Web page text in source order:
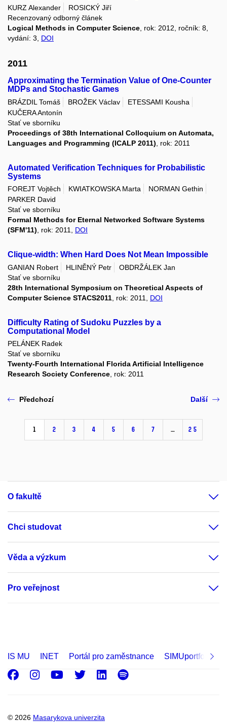
KURZ Alexander
ROSICKÝ Jiří
Recenzovaný odborný článek
Logical Methods in Computer Science , rok: 2012, ročník: 8,
vydání: 3, DOI
2011
Approximating the Termination Value of One-Counter
MDPs and Stochastic Games
BRÁZDIL Tomáš BROŽEK Václav
ETESSAMI Kousha
KUČERA Antonín
Stať ve sborníku
Proceedings of 38th International Colloquium on Automata,
Languages and Programming (ICALP 2011) , rok: 2011
Automated Verification Techniques for Probabilistic
Systems
FOREJT Vojtěch KWIATKOWSKA Marta
NORMAN Gethin
PARKER David
Stať ve sborníku
Formal Methods for Eternal Networked Software Systems
(SFM'11), rok: 2011, DOI
Clique-width: When Hard Does Not Mean Impossible
GANIAN Robert HLINĚNÝ Petr
OBDRŽÁLEK Jan
Stať ve sborníku
28th International Symposium on Theoretical Aspects of
Computer Science STACS2011 , rok: 2011, DOI
Difficulty Rating of Sudoku Puzzles by a
Computational Model
PELÁNEK Radek
Stať ve sborníku
Twenty-Fourth International Florida Artificial Intelligence
Research Society Conference , rok: 2011
Předchozí
1 2 3 4 5 6 7 … 25
Další
O fakultě
Chci studovat
Věda a výzkum
Pro veřejnost
IS MU INET Portál pro zaměstnance SIMUportfolio
© 2026 Masarykova univerzita
Facebook
Instagram
Youtube
Twitter
LinkedIn
Spotify